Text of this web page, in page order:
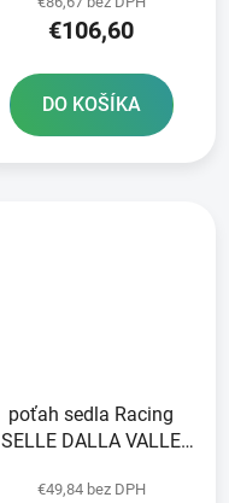
€106,60
DO KOŠÍKA
poťah sedla Racing
SELLE DALLA VALLE
€49,84 bez DPH